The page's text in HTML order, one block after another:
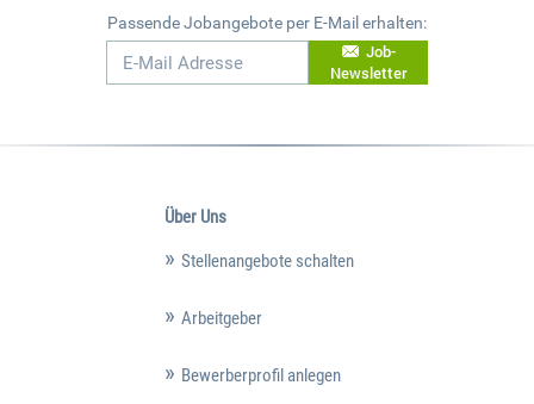
Passende Jobangebote per E-Mail erhalten:
Job-
Newsletter
Über Uns
Stellenangebote schalten
Arbeitgeber
Bewerberprofil anlegen